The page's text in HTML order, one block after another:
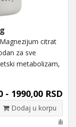
Magnezijum citrat
za sve
metabolizam,
- 1990,00 RSD
Dodaj u korpu
ili